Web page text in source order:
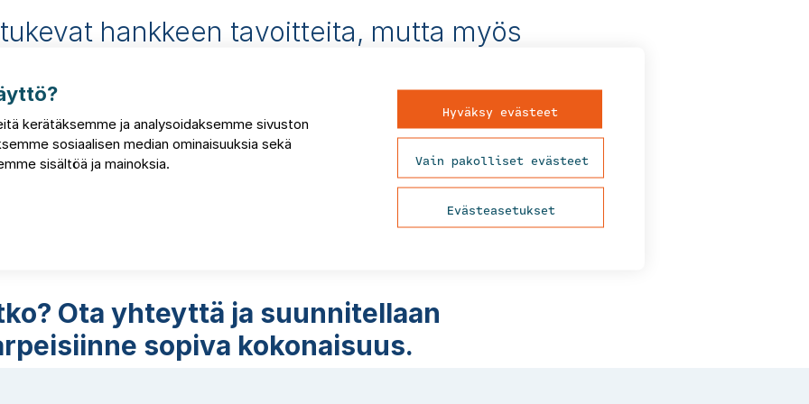
hankkeen tavoitteita, mutta myös
laajamittainen siirtyminen tietomallipohjaiseen suunnitteluun tai
yhden hankkeen osalta, olemme tukenanne joka askeleella. Autamme
tietomallivaatimukset, jotta mallit tukevat parhaiten paitsi
myös rakennuksen elinkaaren myöhempiä vaiheita. Lisäksi koulutamme
kasvatamme organisaation ymmärrystä tietomallintamisen hyödyistä
Ota yhteyttä ja suunnitellaan
sopiva kokonaisuus.
kerätäksemme ja analysoidaksemme sivuston
sosiaalisen median ominaisuuksia sekä
sisältöä ja mainoksia.
Hyväksy evästeet
Vain pakolliset evästeet
Evästeasetukset